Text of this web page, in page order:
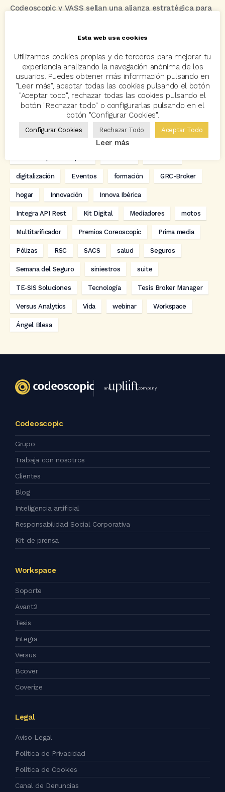
Codeoscopic y VASS sellan una alianza estratégica para
Etiquetas
acuerdo Acuerdos Allianz asisa autos
Avant2 Sales Manager ayudas Bcover
Codeoscopic Codeoscopic Academy
digitalización Eventos formación GRC-Broker
hogar Innovación Innova Ibérica
Integra API Rest Kit Digital Mediadores motos
Multitarificador Premios Coreoscopic Prima media
Pólizas RSC SACS salud Seguros
Semana del Seguro siniestros suite
TE-SIS Soluciones Tecnología Tesis Broker Manager
Versus Analytics Vida webinar Workspace
Ángel Blesa
an company
Codeoscopic
Grupo
Trabaja con nosotros
Clientes
Blog
Inteligencia artificial
Responsabilidad Social Corporativa
Kit de prensa
Workspace
Soporte
Avant2
Tesis
Integra
Versus
Bcover
Coverize
Legal
Aviso Legal
Política de Privacidad
Política de Cookies
Canal de Denuncias
Esta web usa cookies
Utilizamos cookies propias y de terceros para mejorar tu
experiencia analizando la navegación anónima de los
usuarios. Puedes obtener más información pulsando en
"Leer más", aceptar todas las cookies pulsando el botón
"Aceptar todo", rechazar todas las cookies pulsando el
botón "Rechazar todo" o configurarlas pulsando en el
botón "Configurar Cookies".
Configurar Cookies Rechazar Todo Aceptar Todo
Leer más